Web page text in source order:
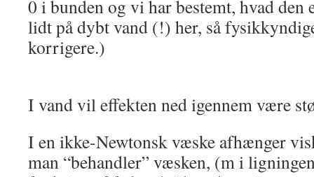
0 i bunden og vi har bestemt, hvad den
lidt på dybt vand (!) her, så
korrigere.)
I vand vil effekten ned igennem være
I en ikke-Newtonsk væske afhænger
man “behandler” væsken, (m i